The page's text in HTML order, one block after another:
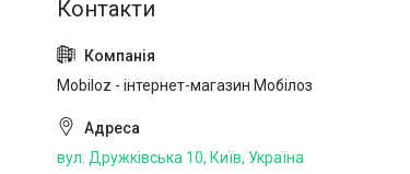
Mobiloz - інтернет-магазин Мобілоз
вул. Дружківська 10, Київ, Україна